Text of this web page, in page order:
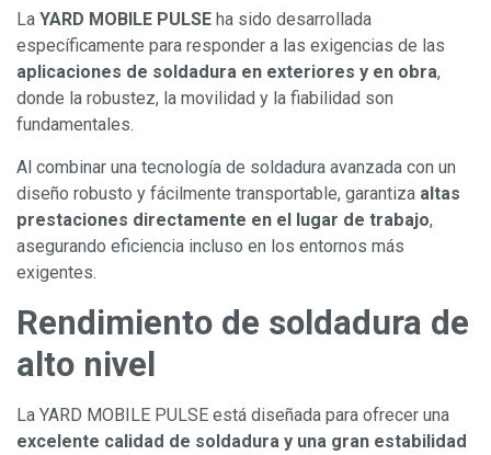
La YARD MOBILE PULSE ha sido desarrollada
específicamente para responder a las exigencias de las
aplicaciones de soldadura en exteriores y en obra,
donde la robustez, la movilidad y la fiabilidad son
fundamentales.
Al combinar una tecnología de soldadura avanzada con un
diseño robusto y fácilmente transportable, garantiza altas
prestaciones directamente en el lugar de trabajo,
asegurando eficiencia incluso en los entornos más
exigentes.
Rendimiento de soldadura de
alto nivel
La YARD MOBILE PULSE está diseñada para ofrecer una
excelente calidad de soldadura y una gran estabilidad